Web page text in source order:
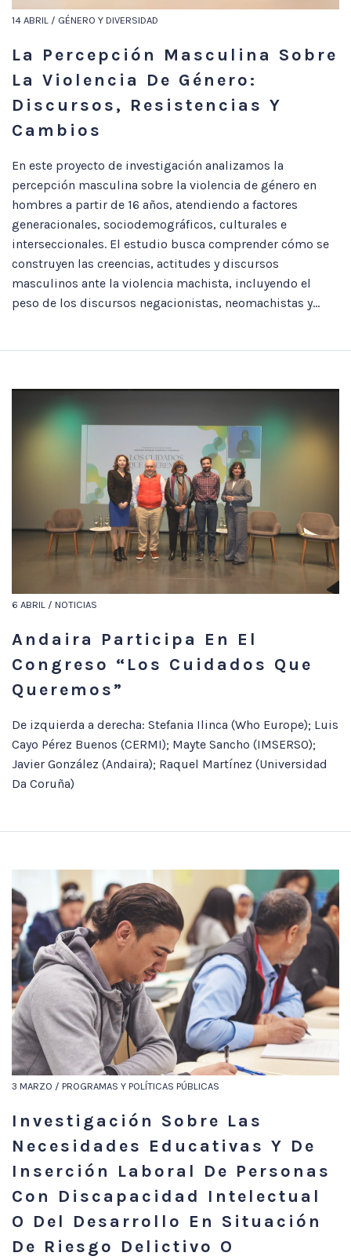
14 ABRIL / GÉNERO Y DIVERSIDAD
La Percepción Masculina Sobre
La Violencia De Género:
Discursos, Resistencias Y
Cambios
En este proyecto de investigación analizamos la
percepción masculina sobre la violencia de género en
hombres a partir de 16 años, atendiendo a factores
generacionales, sociodemográficos, culturales e
interseccionales. El estudio busca comprender cómo se
construyen las creencias, actitudes y discursos
masculinos ante la violencia machista, incluyendo el
peso de los discursos negacionistas, neomachistas y...
6 ABRIL / NOTICIAS
Andaira Participa En El
Congreso “Los Cuidados Que
Queremos”
De izquierda a derecha: Stefania Ilinca (Who Europe); Luis
Cayo Pérez Buenos (CERMI); Mayte Sancho (IMSERSO);
Javier González (Andaira); Raquel Martínez (Universidad
Da Coruña)
3 MARZO / PROGRAMAS Y POLÍTICAS PÚBLICAS
Investigación Sobre Las
Necesidades Educativas Y De
Inserción Laboral De Personas
Con Discapacidad Intelectual
O Del Desarrollo En Situación
De Riesgo Delictivo O